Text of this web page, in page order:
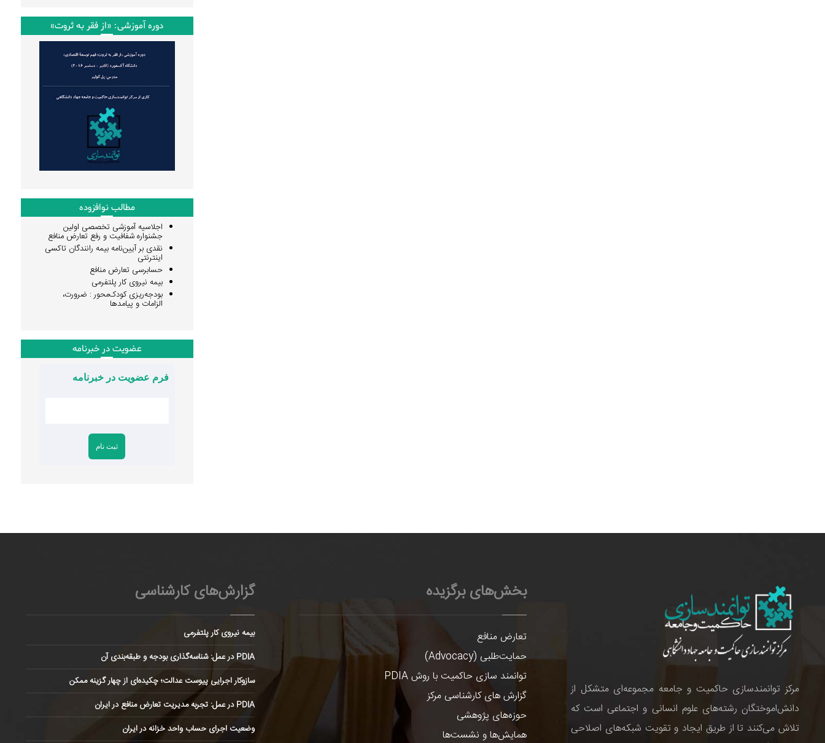
دوره آموزشی: «از فقر به ثروت»
مطالب نوافزوده
اجلاسیه آموزشی تخصصی اولین
جشنواره شفافیت و رفع تعارض منافع
نقدی بر آیین‌نامه بیمه رانندگان تاکسی
اینترنتی
حسابرسی تعارض منافع
بیمه نیروی کار پلتفرمی
بودجه‌ریزی کودک‌محور : ضرورت،
الزامات و پیامدها
عضویت در خبرنامه
فرم عضویت در خبرنامه
مرکز توانمندسازی حاکمیت و جامعه مجموعه‌ای متشکل از
دانش‌اموختگان رشته‌های علوم انسانی و اجتماعی است که
تلاش می‌کنند تا از طریق ایجاد و تقویت شبکه‌های اصلاحی
بخش‌های برگزیده
تعارض منافع
حمایت‌طلبی (Advocacy)
توانمند سازی حاکمیت با روش PDIA
گزارش های کارشناسی مرکز
حوزه‌های پژوهشی
همایش‌ها و نشست‌ها
گزارش‌های کارشناسی
بیمه نیروی کار پلتفرمی
PDIA در عمل: شناسه‌گذاری بودجه و طبقه‌بندی آن
سازوکار اجرایی پیوست عدالت؛ چکیده‌ای از چهار گزینه ممکن
PDIA در عمل: تجربه مدیریت تعارض منافع در ایران
وضعیت اجرای حساب واحد خزانه در ایران